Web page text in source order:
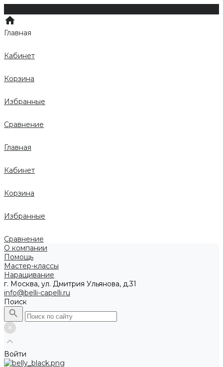
Главная
Кабинет
Корзина
Избранные
Сравнение
Главная
Кабинет
Корзина
Избранные
Сравнение
О компании
Помощь
Мастер-классы
Наращивание
г. Москва, ул. Дмитрия Ульянова, д.31
info@belli-capelli.ru
Поиск
Войти